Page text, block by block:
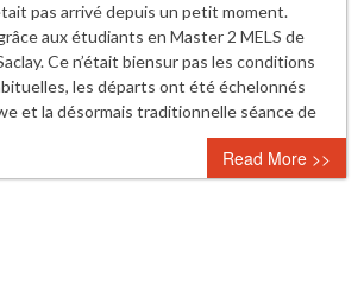
pas arrivé depuis un petit moment.
aux étudiants en Master 2 MELS de
Ce n’était biensur pas les conditions
les départs ont été échelonnés
et la désormais traditionnelle séance de
Read More >>